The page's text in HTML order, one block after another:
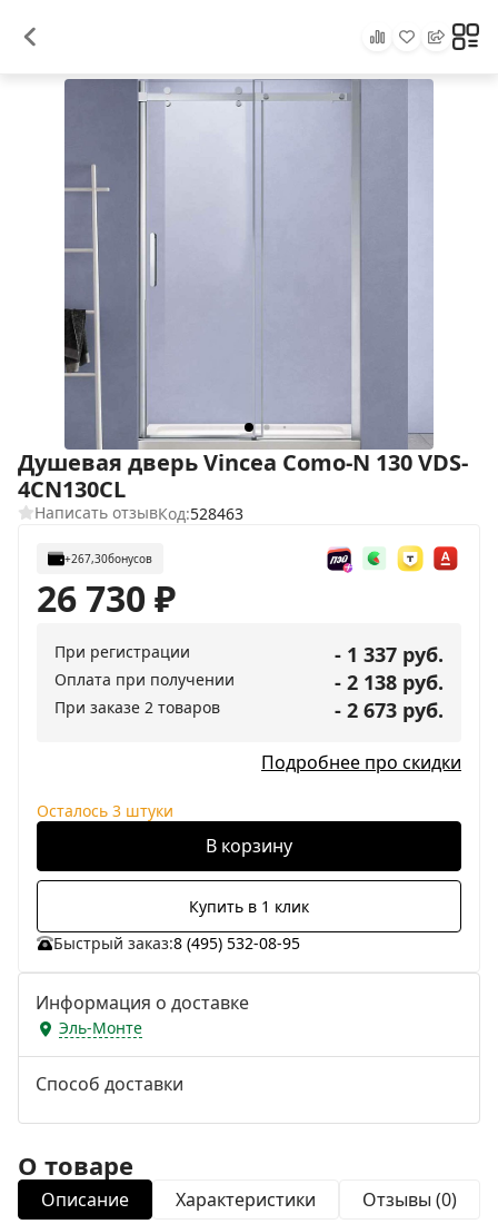
Душевая дверь Vincea Como-N 130 VDS-
4CN130CL
Написать отзывКод:528463
+267,30бонусов
26 730₽
При регистрации - 1 337 руб.
Оплата при получении - 2 138 руб.
При заказе 2 товаров - 2 673 руб.
Подробнее про скидки
Осталось 3 штуки
В корзину
Купить в 1 клик
Быстрый заказ:8 (495) 532-08-95
Информация о доставке
Эль-Монте
Способ доставки
О товаре
Описание Характеристики Отзывы (0)